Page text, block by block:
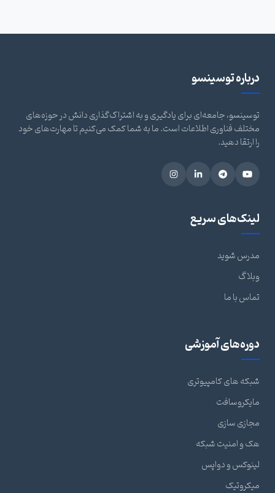
درباره توسینسو
توسینسو، جامعه‌ای برای یادگیری و به اشتراک‌گذاری دانش در حوزه‌های
مختلف فناوری اطلاعات است. ما به شما کمک می‌کنیم تا مهارت‌های خود
را ارتقا دهید.
لینک‌های سریع
مدرس شوید
وبلاگ
تماس با ما
دوره‌های آموزشی
شبکه های کامپیوتری
مایکروسافت
مجازی سازی
هک و امنیت شبکه
لینوکس و دواپس
میکروتیک